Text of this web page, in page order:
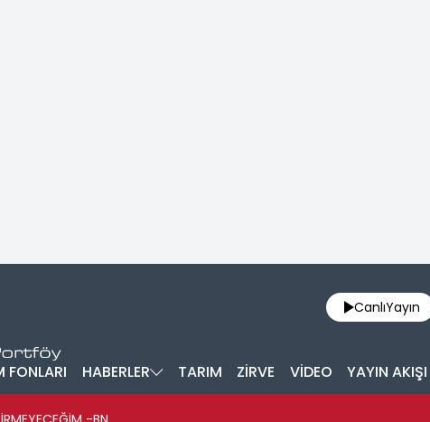
CanlıYayın
FONLARI HABERLER TARIM ZİRVE VİDEO YAYIN AKIŞI